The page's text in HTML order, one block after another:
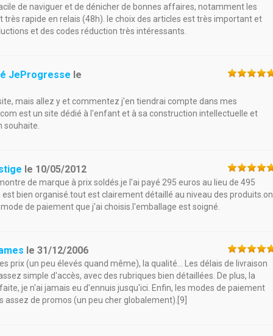
de naviguer et de dénicher de bonnes affaires, notamment les
très rapide en relais (48h). le choix des articles est très important et
et des codes réduction très intéressants.
JeProgresse le
mais allez y et commentez j'en tiendrai compte dans mes
est un site dédié à l'enfant et à sa construction intellectuelle et
souhaite.
le 10/05/2012
de marque à prix soldés.je l'ai payé 295 euros au lieu de 495
bien organisé.tout est clairement détaillé au niveau des produits.on
de paiement que j'ai choisis.l'emballage est soigné.
le31/12/2006
prix (un peu élevés quand même), la qualité... Les délais de livraison
simple d'accès, avec des rubriques bien détaillées. De plus, la
je n'ai jamais eu d'ennuis jusqu'ici. Enfin, les modes de paiement
assez de promos (un peu cher globalement).[9]